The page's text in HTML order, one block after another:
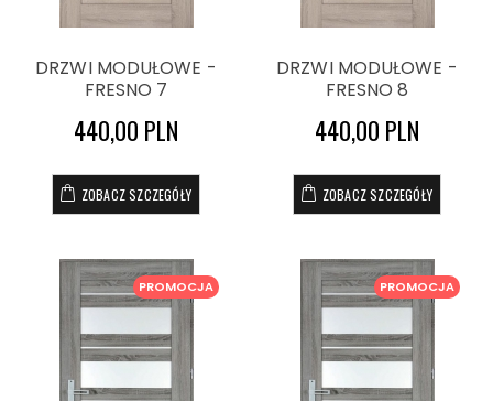
DRZWI MODUŁOWE -
FRESNO 7
440,00 PLN
ZOBACZ SZCZEGÓŁY
DRZWI MODUŁOWE -
FRESNO 8
440,00 PLN
ZOBACZ SZCZEGÓŁY
PROMOCJA PROMOCJA